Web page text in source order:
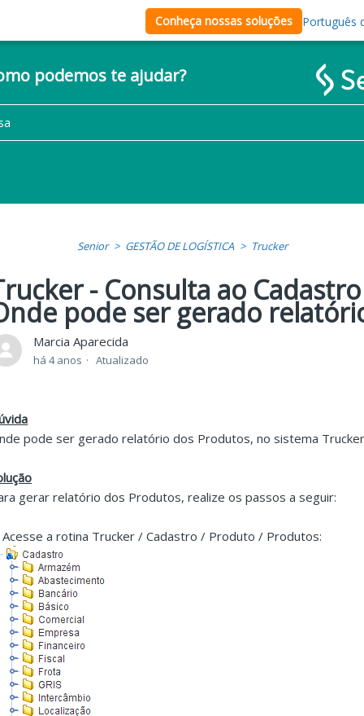
Conheça nossas soluções Português
podemos te ajudar?
Senior GESTÃO DE LOGÍSTICA Trucker
- Consulta ao
pode ser gerado
Marcia Aparecida
há 4 anos Atualizado
pode ser gerado relatório dos Produtos, no sistema
gerar relatório dos Produtos, realize os passos a seguir:
Acesse a rotina Trucker / Cadastro / Produto / Produtos: